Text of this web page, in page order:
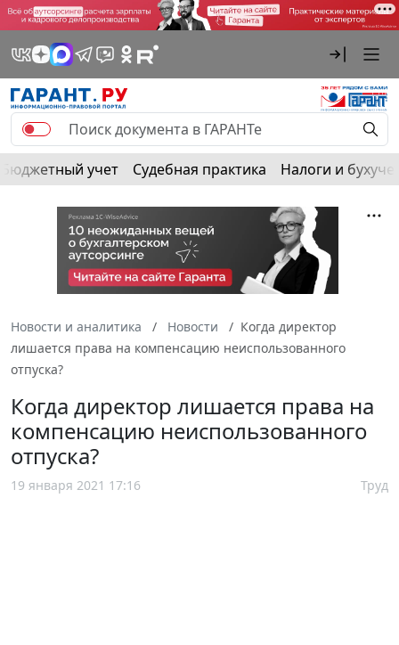
Бюджетный учет Судебная практика Налоги и
Новости и аналитика Новости
Когда директор
лишается права на компенсацию неиспользованного
отпуска?
Когда директор лишается права на
компенсацию неиспользованного
отпуска?
19 января 2021 17:16 Труд